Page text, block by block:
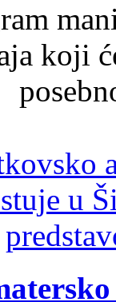
koji